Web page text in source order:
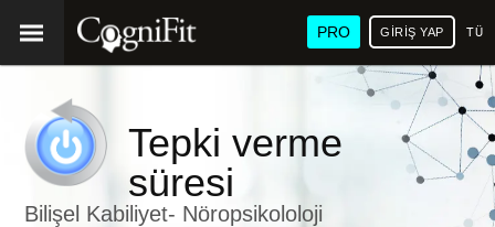
PRO GIRIŞ YAP
Tepki verme
süresi
Bilişel Kabiliyet- Nöropsikololoji